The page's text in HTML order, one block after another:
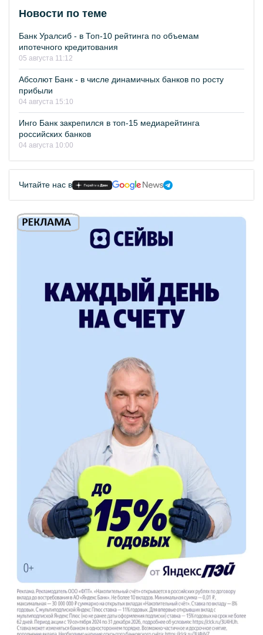
Новости по теме
Банк Уралсиб - в Топ-10 рейтинга по объемам
ипотечного кредитования
05 августа 11:12
Абсолют Банк - в числе динамичных банков по росту
прибыли
04 августа 15:10
Инго Банк закрепился в топ-15 медиарейтинга
российских банков
04 августа 10:00
Читайте нас в